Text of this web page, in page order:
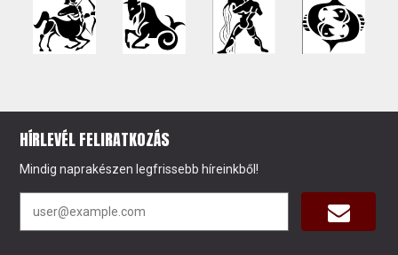
HÍRLEVÉL FELIRATKOZÁS
Mindig naprakészen legfrissebb híreinkből!